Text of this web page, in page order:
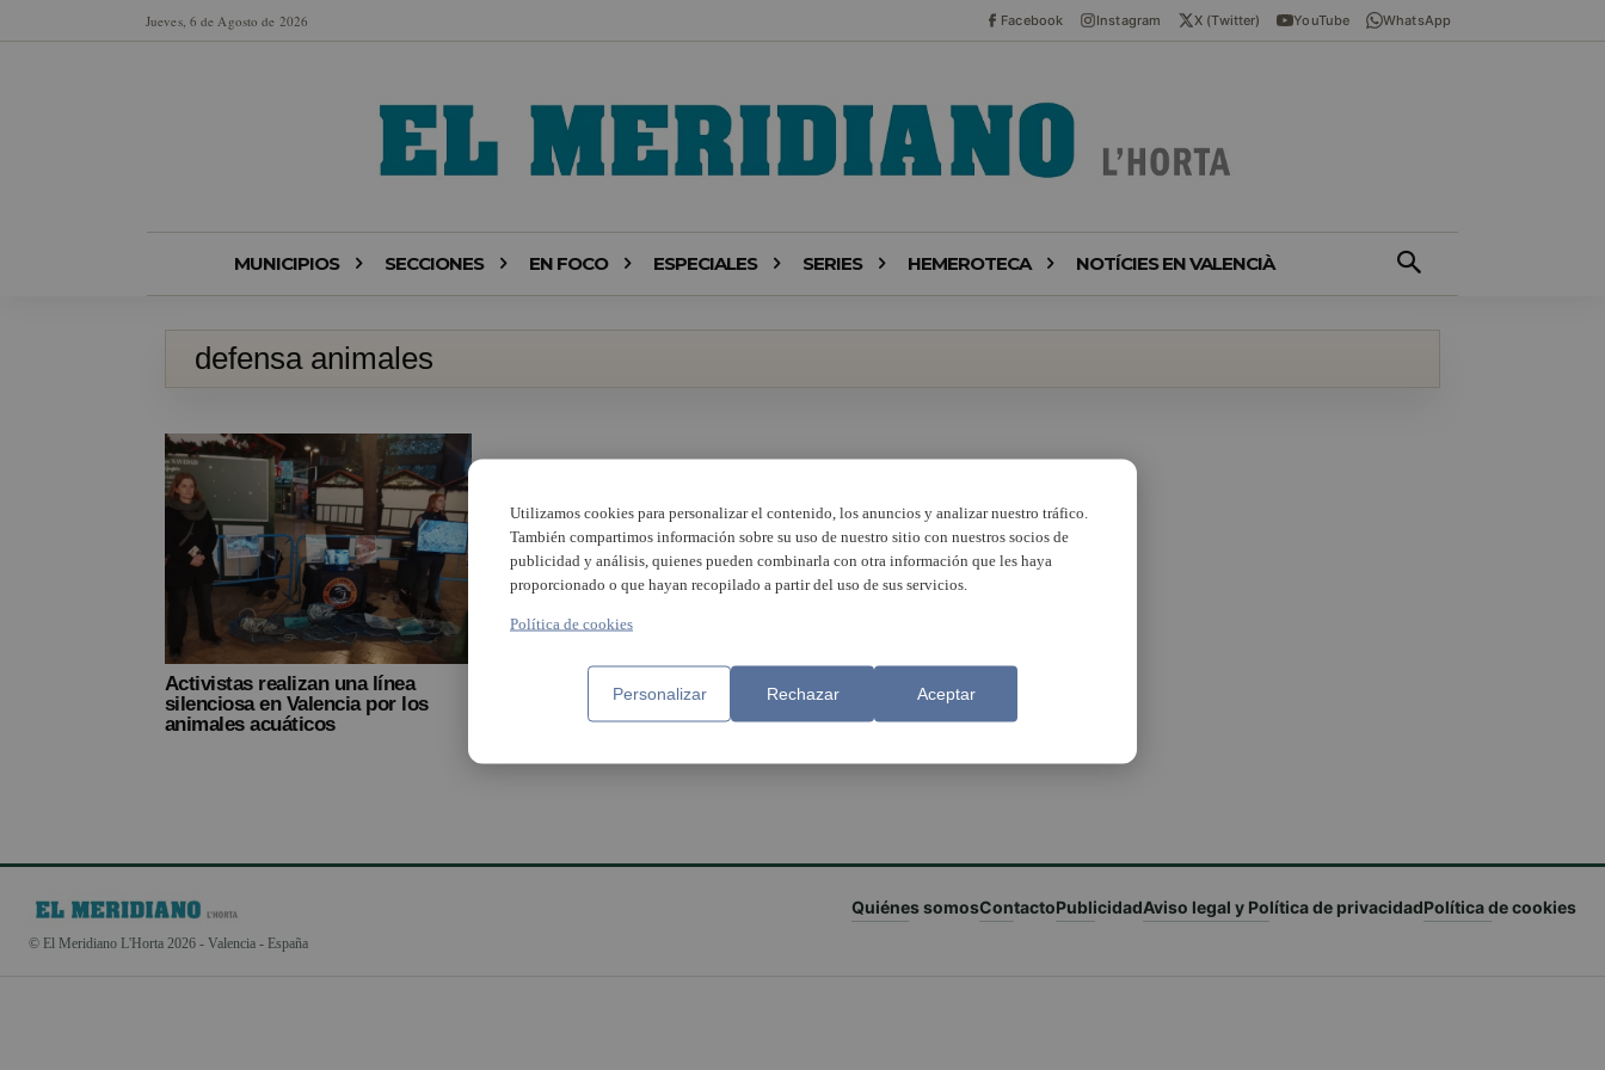
Jueves, 6 de Agosto de 2026 Facebook Instagram X (Twitter) YouTube WhatsApp
MUNICIPIOS SECCIONES EN FOCO ESPECIALES SERIES HEMEROTECA NOTÍCIES EN VALENCIÀ
defensa animales
Activistas realizan una línea
silenciosa en Valencia por los
animales acuáticos
© El Meridiano L'Horta 2026 - Valencia - España
Quiénes somosContactoPublicidadAviso legal y Política de privacidadPolítica de cookies
Utilizamos cookies para personalizar el contenido, los anuncios y analizar nuestro tráfico.
También compartimos información sobre su uso de nuestro sitio con nuestros socios de
publicidad y análisis, quienes pueden combinarla con otra información que les haya
proporcionado o que hayan recopilado a partir del uso de sus servicios.
Política de cookies
Personalizar Rechazar Aceptar